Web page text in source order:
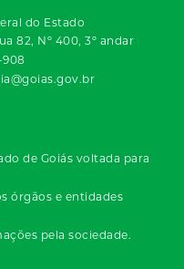
do Estado
82, Nº 400, 3º andar
908
de Goiás voltada para
órgãos e entidades
pela sociedade.